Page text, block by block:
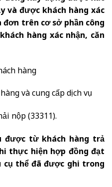
và được khách hàng xác
trên cơ sở phần công
hàng xác nhận, căn
hàng
và cung cấp dịch vụ
nộp (33311).
được từ khách hàng trả
thực hiện hợp đồng đạt
thể đã được ghi trong